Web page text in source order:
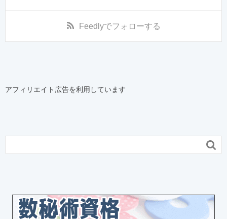
Feedlyでフォローする
アフィリエイト広告を利用しています
